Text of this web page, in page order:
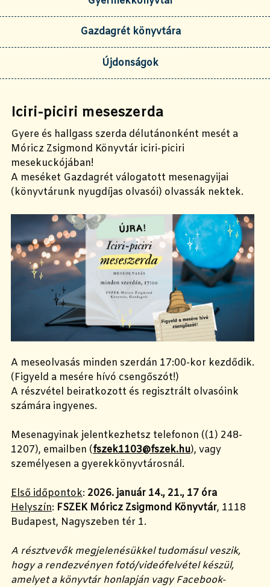
Gazdagrét könyvtára
Újdonságok
Iciri-piciri meseszerda
Gyere és hallgass szerda délutánonként mesét a
Móricz Zsigmond Könyvtár iciri-piciri
mesekuckójában!
A meséket Gazdagrét válogatott mesenagyijai
(könyvtárunk nyugdíjas olvasói) olvassák nektek.
A meseolvasás minden szerdán 17:00-kor kezdődik.
(Figyeld a mesére hívó csengőszót!)
A részvétel beiratkozott és regisztrált olvasóink
számára ingyenes.
Mesenagyinak jelentkezhetsz telefonon ((1) 248-
1207), emailben (fszek1103@fszek.hu), vagy
személyesen a gyerekkönyvtárosnál.
Első időpontok: 2026. január 14., 21., 17 óra
Helyszín: FSZEK Móricz Zsigmond Könyvtár, 1118
Budapest, Nagyszeben tér 1.
A résztvevők megjelenésükkel tudomásul veszik,
hogy a rendezvényen fotó/videófelvétel készül,
amelyet a könyvtár honlapján vagy Facebook-